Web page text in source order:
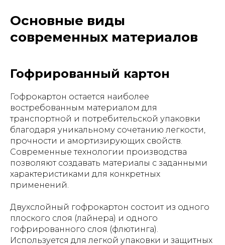
Основные виды
современных материалов
Гофрированный картон
Гофрокартон остается наиболее
востребованным материалом для
транспортной и потребительской упаковки
благодаря уникальному сочетанию легкости,
прочности и амортизирующих свойств.
Современные технологии производства
позволяют создавать материалы с заданными
характеристиками для конкретных
применений.
Двухслойный гофрокартон состоит из одного
плоского слоя (лайнера) и одного
гофрированного слоя (флютинга).
Используется для легкой упаковки и защитных